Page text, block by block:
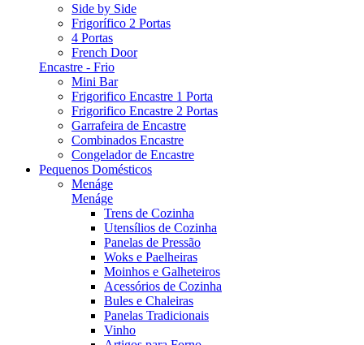
Side by Side
Frigorífico 2 Portas
4 Portas
French Door
Encastre - Frio
Mini Bar
Frigorifico Encastre 1 Porta
Frigorifico Encastre 2 Portas
Garrafeira de Encastre
Combinados Encastre
Congelador de Encastre
Pequenos Domésticos
Menáge
Menáge
Trens de Cozinha
Utensílios de Cozinha
Panelas de Pressão
Woks e Paelheiras
Moinhos e Galheteiros
Acessórios de Cozinha
Bules e Chaleiras
Panelas Tradicionais
Vinho